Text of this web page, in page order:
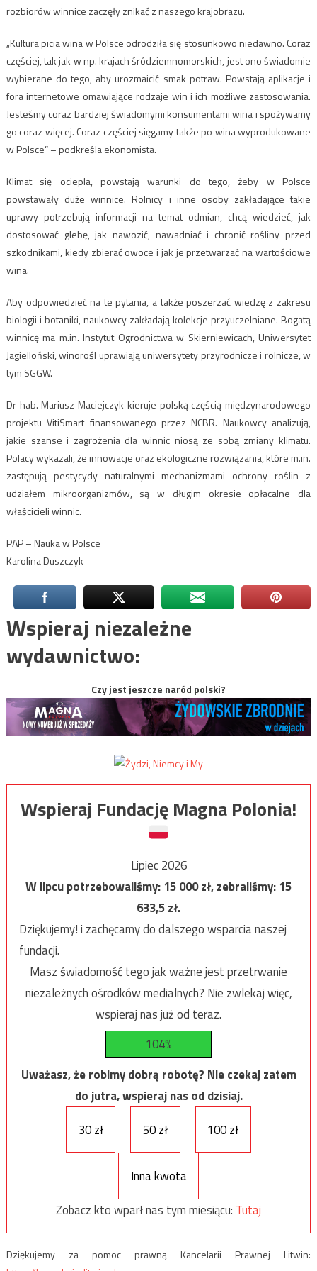
rozbiorów winnice zaczęły znikać z naszego krajobrazu.
„Kultura picia wina w Polsce odrodziła się stosunkowo niedawno. Coraz
częściej, tak jak w np. krajach śródziemnomorskich, jest ono świadomie
wybierane do tego, aby urozmaicić smak potraw. Powstają aplikacje i
fora internetowe omawiające rodzaje win i ich możliwe zastosowania.
Jesteśmy coraz bardziej świadomymi konsumentami wina i spożywamy
go coraz więcej. Coraz częściej sięgamy także po wina wyprodukowane
w Polsce” – podkreśla ekonomista.
Klimat się ociepla, powstają warunki do tego, żeby w Polsce
powstawały duże winnice. Rolnicy i inne osoby zakładające takie
uprawy potrzebują informacji na temat odmian, chcą wiedzieć, jak
dostosować glebę, jak nawozić, nawadniać i chronić rośliny przed
szkodnikami, kiedy zbierać owoce i jak je przetwarzać na wartościowe
wina.
Aby odpowiedzieć na te pytania, a także poszerzać wiedzę z zakresu
biologii i botaniki, naukowcy zakładają kolekcje przyuczelniane. Bogatą
winnicę ma m.in. Instytut Ogrodnictwa w Skierniewicach, Uniwersytet
Jagielloński, winorośl uprawiają uniwersytety przyrodnicze i rolnicze, w
tym SGGW.
Dr hab. Mariusz Maciejczyk kieruje polską częścią międzynarodowego
projektu VitiSmart finansowanego przez NCBR. Naukowcy analizują,
jakie szanse i zagrożenia dla winnic niosą ze sobą zmiany klimatu.
Polacy wykazali, że innowacje oraz ekologiczne rozwiązania, które m.in.
zastępują pestycydy naturalnymi mechanizmami ochrony roślin z
udziałem mikroorganizmów, są w długim okresie opłacalne dla
właścicieli winnic.
PAP – Nauka w Polsce
Karolina Duszczyk
Wspieraj niezależne
wydawnictwo:
Czy jest jeszcze naród polski?
Wspieraj Fundację Magna Polonia!
Lipiec 2026
W lipcu potrzebowaliśmy:15 000zł, zebraliśmy:15
633,5zł.
Dziękujemy! i zachęcamy do dalszego wsparcia naszej
fundacji.
Masz świadomość tego jak ważne jest przetrwanie
niezależnych ośrodków medialnych? Nie zwlekaj więc,
wspieraj nas już od teraz.
104%
Uważasz, że robimy dobrą robotę? Nie czekaj zatem
do jutra, wspieraj nas od dzisiaj.
30 zł
50 zł 100 zł
Inna kwota
Zobacz kto wparł nas tym miesiącu: Tutaj
Dziękujemy za pomoc prawną Kancelarii Prawnej Litwin: